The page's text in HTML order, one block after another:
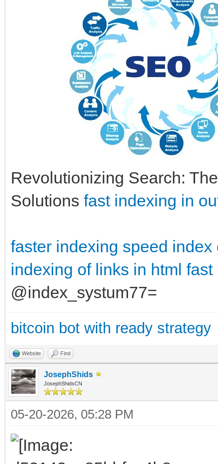
Revolutionizing Search:
Solutions fast indexing in
faster indexing speed index
indexing of links in html fast
@index_systum77=
bitcoin bot with ready strategy
Website Find
JosephShids
JosephShidsCN
05-20-2026, 05:28 PM